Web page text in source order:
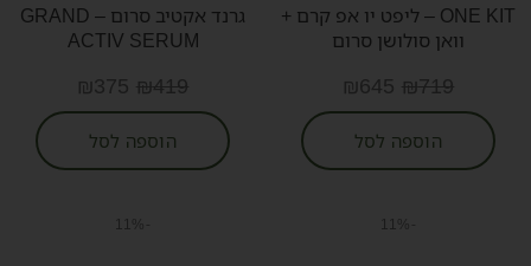
ONE KIT – ליפט יו אפ קרם +
וואן סולושן סרום
₪719
₪645
הוספה לסל
גרנד אקטיב סרום – GRAND
ACTIV SERUM
₪419
₪375
הוספה לסל